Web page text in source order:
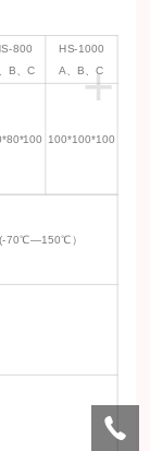
+
800
B、C
HS-1000
A、B、C
100*100*100
70℃—150℃）